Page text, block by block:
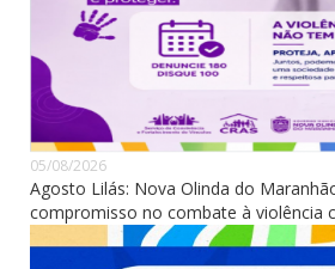
05/08/2026
Agosto Lilás: Nova Olinda do
compromisso no combate à violência